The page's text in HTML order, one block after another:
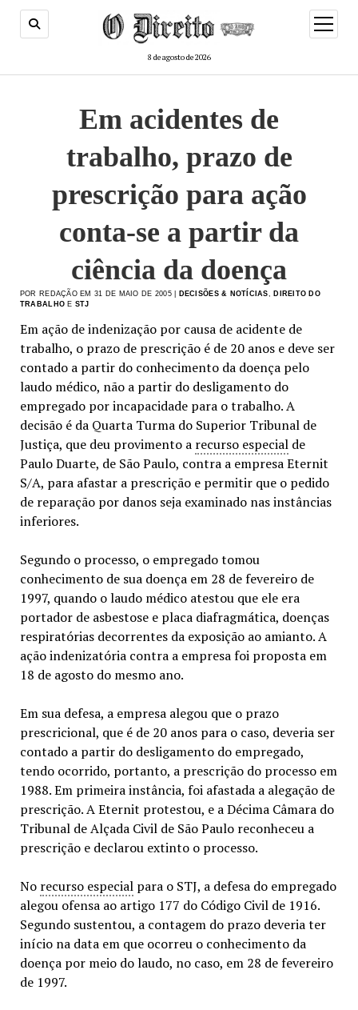
8 de agosto de 2026
menu
de
Em acidentes de
trabalho, prazo de
prescrição para ação
conta-se a partir da
ciência da doença
POR REDAÇÃO EM 31 DE MAIO DE 2005 | DECISÕES & NOTÍCIAS
DIREITO DO
TRABALHO E STJ
Em ação de indenização por causa de acidente de
trabalho, o prazo de prescrição é de 20 anos e deve ser
contado a partir do conhecimento da doença pelo
laudo médico, não a partir do desligamento do
empregado por incapacidade para o trabalho. A
decisão é da Quarta Turma do Superior Tribunal de
Justiça, que deu provimento a recurso especialde
Paulo Duarte, de São Paulo, contra a empresa Eternit
S/A, para afastar a prescrição e permitir que o pedido
de reparação por danos seja examinado nas instâncias
inferiores.
Segundo o processo, o empregado tomou
conhecimento de sua doença em 28 de fevereiro de
1997, quando o laudo médico atestou que ele era
portador de asbestose e placa diafragmática, doenças
respiratórias decorrentes da exposição ao amianto. A
ação indenizatória contra a empresa foi proposta em
18 de agosto do mesmo ano.
Em sua defesa, a empresa alegou que o prazo
prescricional, que é de 20 anos para o caso, deveria ser
contado a partir do desligamento do empregado,
tendo ocorrido, portanto, a prescrição do processo em
1988. Em primeira instância, foi afastada a alegação de
prescrição. A Eternit protestou, e a Décima Câmara do
Tribunal de Alçada Civil de São Paulo reconheceu a
prescrição e declarou extinto o processo.
No recurso especialpara o STJ, a defesa do empregado
alegou ofensa ao artigo 177 do Código Civil de 1916.
Segundo sustentou, a contagem do prazo deveria ter
início na data em que ocorreu o conhecimento da
doença por meio do laudo, no caso, em 28 de fevereiro
de 1997.